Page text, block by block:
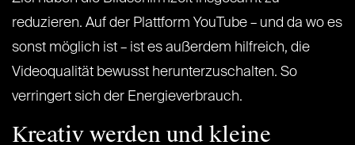
reduzieren. Auf der Plattform YouTube – und da wo es
sonst möglich ist – ist es außerdem hilfreich, die
Videoqualität bewusst herunterzuschalten. So
verringert sich der Energieverbrauch.
Kreativ werden und kleine